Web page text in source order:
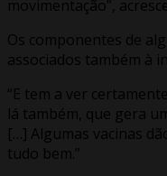
movimentação”,
Os componentes de
associados também à
“E tem a ver
lá também, que gera
[…] Algumas vacinas
tudo bem.”